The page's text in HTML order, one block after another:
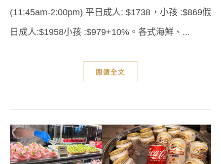
(11:45am-2:00pm) 平日成人: $1738，小孩 :$869假
日成人:$1958小孩 :$979+10%。各式海鮮、...
閱讀全文